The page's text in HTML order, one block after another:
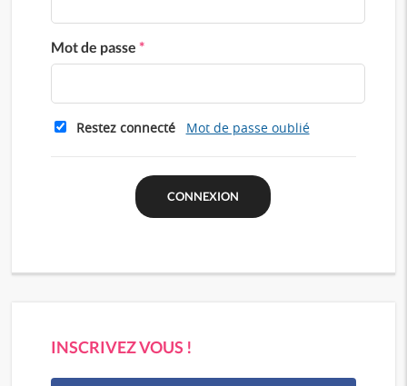
Mot de passe *
Restez connecté Mot de passe oublié
INSCRIVEZ VOUS !